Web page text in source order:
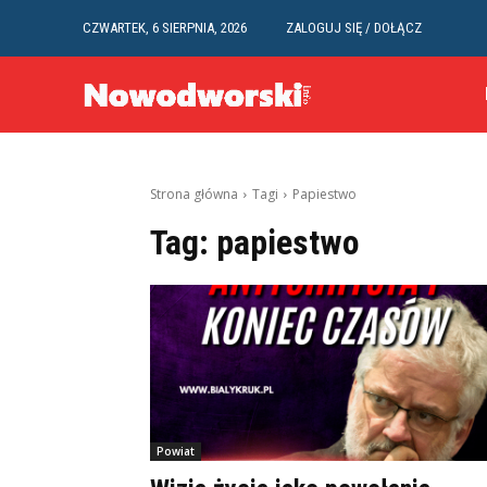
CZWARTEK, 6 SIERPNIA, 2026 ZALOGUJ SIĘ / DOŁĄCZ
Strona główna Tagi Papiestwo
Tag: papiestwo
Powiat